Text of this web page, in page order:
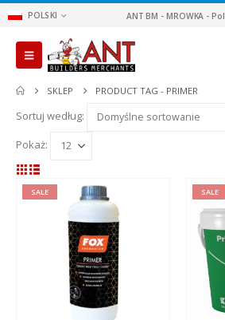
POLSKI ANT BM - MROWKA -
SKLEP PRODUCT TAG - PRIMER
Sortuj według:
Pokaż:
SALE SALE